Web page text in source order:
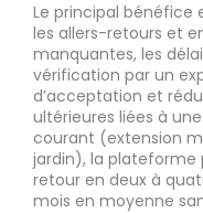
Le principal bénéfice
les allers-retours et
manquantes, les
vérification par un
d’acceptation et
ultérieures liées à
courant (extension
jardin), la plateforme
retour en deux à
mois en moyenne